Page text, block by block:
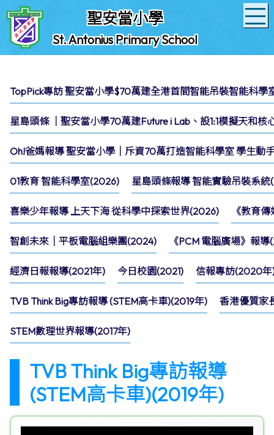
聖安當小學
St. Antonius Primary School
TopPick專訪 聖安當小學$70萬建全港首間智能吊裝智能科學
星島頭條 │聖安當小學70萬建Future i Lab、設1:1模擬天和
Oh!爸媽報導 聖安當小學｜斥資70萬打造智能科學室 學生動
01教育 智能科學室(2026) 星島頭條報導 智能實驗吊裝系
喜樂少年報導 上天下海 從科學中探索世界(2026) 《教育
智創未來｜平板電腦組樂團(2024) 《PCM 電腦廣場》報
經濟日報報導(2021年) 今日校園(2021) 信報專訪(2020年
TVB Think Big專訪報導 (STEM高卡車)(2019年) 香港優質家
STEM數理世界報導(2017年)
TVB Think Big專訪報導
(STEM高卡車)(2019年)